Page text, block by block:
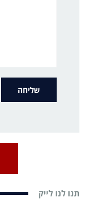
תנו לנו לייק